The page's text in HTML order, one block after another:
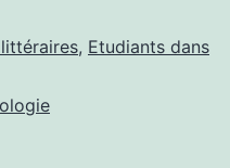
, Etudiants dans